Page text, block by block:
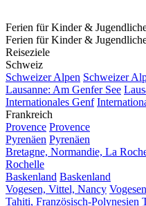
Ferien für Kinder &
Ferien für Kinder &
Reiseziele
Schweiz
Schweizer Alpen Schweizer
Lausanne: Am Genfer See
Internationales Genf
Frankreich
Provence Provence
Pyrenäen Pyrenäen
Bretagne, Normandie, La
Rochelle
Baskenland Baskenland
Vogesen, Vittel, Nancy
Tahiti, Französisch-Polynesien